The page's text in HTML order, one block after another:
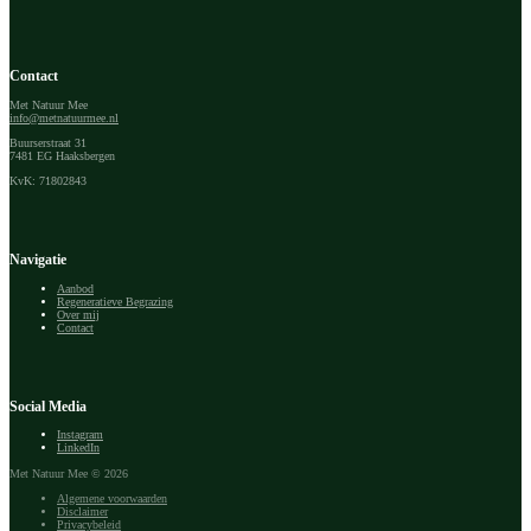
Contact
Met Natuur Mee
info@metnatuurmee.nl
Buurserstraat 31
7481 EG Haaksbergen
KvK: 71802843
Navigatie
Aanbod
Regeneratieve Begrazing
Over mij
Contact
Social Media
Instagram
LinkedIn
Met Natuur Mee © 2026
Algemene voorwaarden
Disclaimer
Privacybeleid